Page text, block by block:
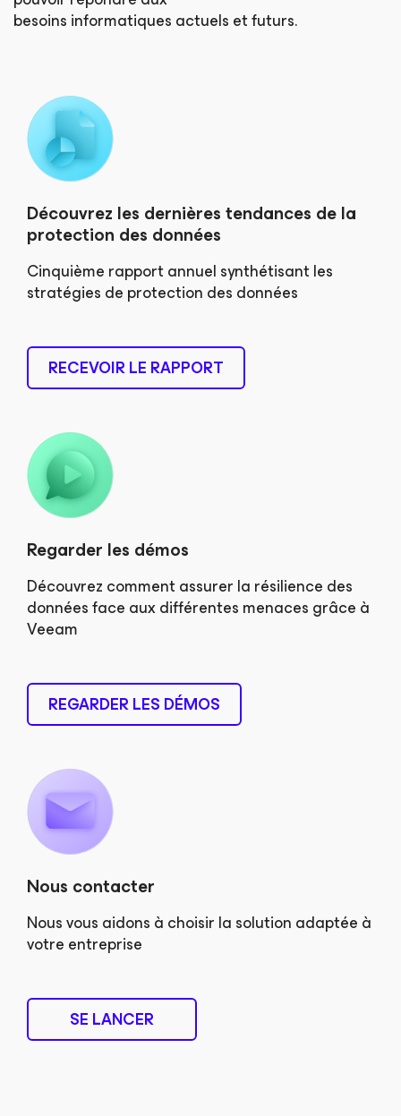
besoins informatiques actuels et futurs.
Découvrez les dernières tendances de la
protection des données
Cinquième rapport annuel synthétisant les
stratégies de protection des données
RECEVOIR LE RAPPORT
Regarder les démos
Découvrez comment assurer la résilience des
données face aux différentes menaces grâce à
Veeam
REGARDER LES DÉMOS
Nous contacter
Nous vous aidons à choisir la solution adaptée à
votre entreprise
SE LANCER